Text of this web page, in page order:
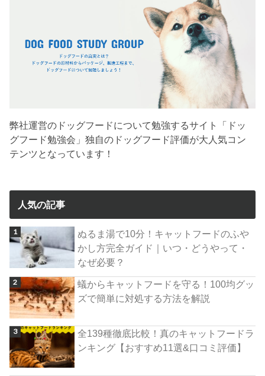
弊社運営のドッグフードについて勉強するサイト「ドッ
グフード勉強会」独自のドッグフード評価が大人気コン
テンツとなっています！
人気の記事
ぬるま湯で10分！キャットフードのふや
かし方完全ガイド｜いつ・どうやって・
なぜ必要？
蟻からキャットフードを守る！100均グッ
ズで簡単に対処する方法を解説
全139種徹底比較！真のキャットフードラ
ンキング【おすすめ11選&口コミ評価】